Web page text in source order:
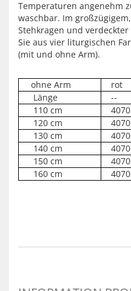
Temperaturen angenehm
waschbar. Im
Stehkragen und
Sie aus vier liturgischen
(mit und ohne Arm).
ohne Arm rot
Länge
--
110 cm
120 cm
130 cm
140 cm
150 cm
160 cm